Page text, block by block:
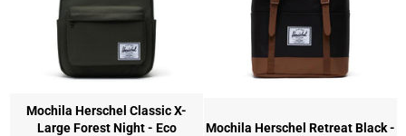
Mochila Herschel Classic X-
Large Forest Night - Eco
Mochila Herschel Retreat Black -